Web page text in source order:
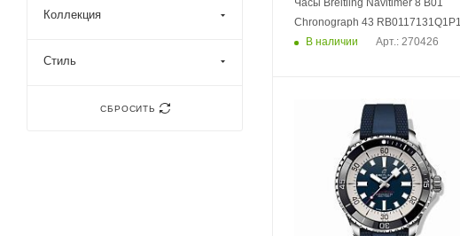
Chronograph 43 RB0117131Q1P1
В наличии
Арт.: 270426
Коллекция
Стиль
СБРОСИТЬ